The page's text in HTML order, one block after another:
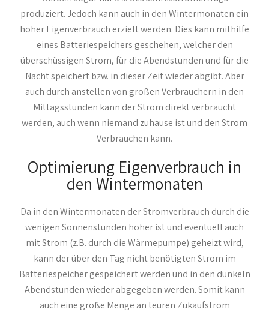
produziert. Jedoch kann auch in den Wintermonaten ein
hoher Eigenverbrauch erzielt werden. Dies kann mithilfe
eines Batteriespeichers geschehen, welcher den
überschüssigen Strom, für die Abendstunden und für die
Nacht speichert bzw. in dieser Zeit wieder abgibt. Aber
auch durch anstellen von großen Verbrauchern in den
Mittagsstunden kann der Strom direkt verbraucht
werden, auch wenn niemand zuhause ist und den Strom
Verbrauchen kann.
Optimierung Eigenverbrauch in
den Wintermonaten
Da in den Wintermonaten der Stromverbrauch durch die
wenigen Sonnenstunden höher ist und eventuell auch
mit Strom (z.B. durch die Wärmepumpe) geheizt wird,
kann der über den Tag nicht benötigten Strom im
Batteriespeicher gespeichert werden und in den dunkeln
Abendstunden wieder abgegeben werden. Somit kann
auch eine große Menge an teuren Zukaufstrom